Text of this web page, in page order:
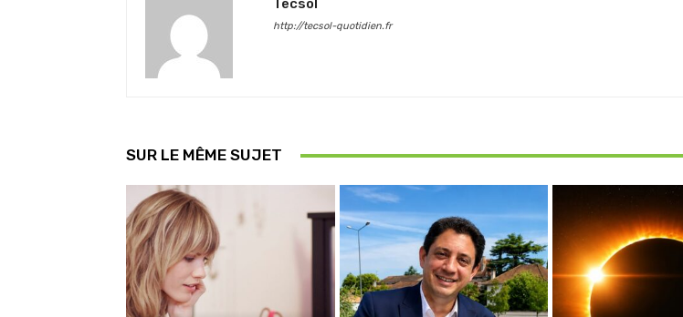
Tecsol
http://tecsol-quotidien.fr
SUR LE MÊME SUJET